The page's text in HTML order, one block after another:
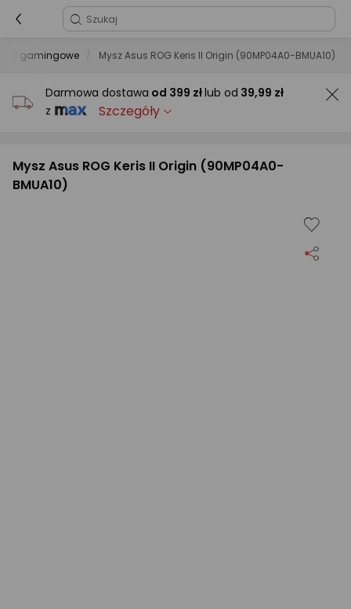
gamingowe Mysz Asus ROG Keris II Origin (90MP04A0-BMUA10)
Darmowa dostawa od 399 złlub od 39,99 zł
z
Szczegóły
Mysz Asus ROG Keris II Origin (90MP04A0-
BMUA10)